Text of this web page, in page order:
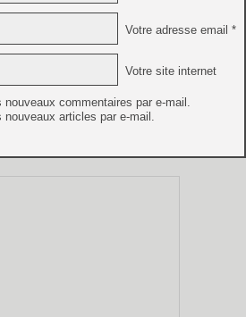
Votre adresse email *
Votre site internet
nouveaux commentaires par e-mail.
nouveaux articles par e-mail.